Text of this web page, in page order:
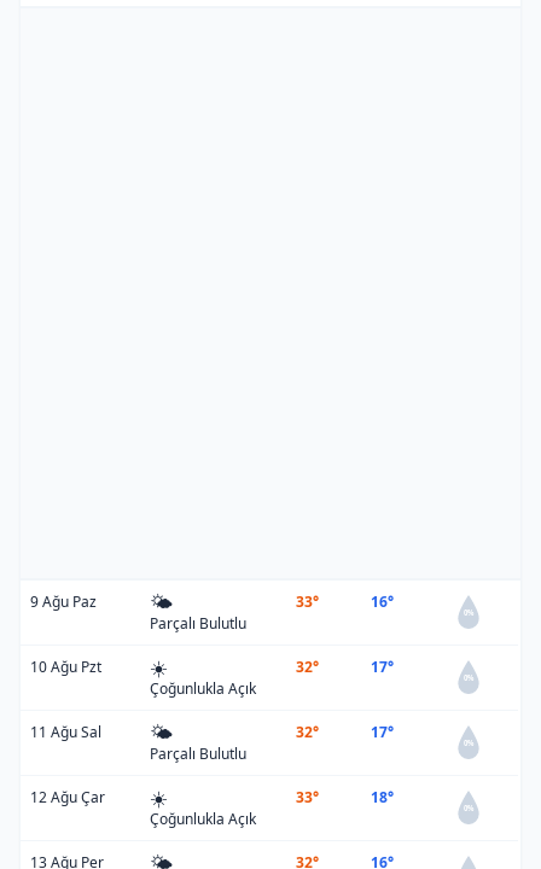
9 Ağu Paz 🌤️
Parçalı Bulutlu
33° 16°
0%
10 Ağu Pzt ☀️
Çoğunlukla Açık
32° 17°
0%
11 Ağu Sal 🌤️
Parçalı Bulutlu
32° 17°
0%
12 Ağu Çar ☀️
Çoğunlukla Açık
33° 18°
0%
13 Ağu Per 🌤️ 32° 16°